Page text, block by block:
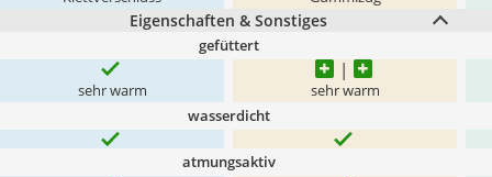
Eigenschaften & Sonstiges
gefüttert
sehr warm sehr warm
wasserdicht
atmungsaktiv